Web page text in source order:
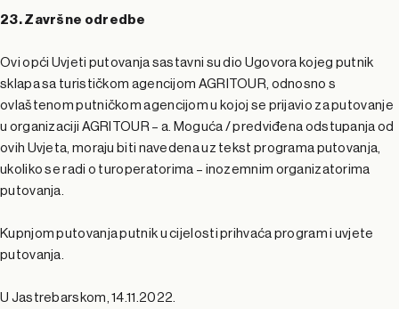
23. Završne odredbe
Ovi opći Uvjeti putovanja sastavni su dio Ugovora kojeg putnik
sklapa sa turističkom agencijom AGRITOUR, odnosno s
ovlaštenom putničkom agencijom u kojoj se prijavio za putovanje
u organizaciji AGRITOUR – a. Moguća / predviđena odstupanja od
ovih Uvjeta, moraju biti navedena uz tekst programa putovanja,
ukoliko se radi o turoperatorima – inozemnim organizatorima
putovanja.
Kupnjom putovanja putnik u cijelosti prihvaća program i uvjete
putovanja.
U Jastrebarskom, 14.11.2022.